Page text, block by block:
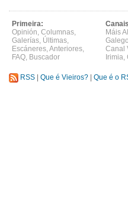
Primeira:
Opinión, Columnas,
Galerías, Últimas,
Escáneres,Anteriores,
FAQ, Buscador
Máis
Canal
Irimia,
RSS Que é Vieiros? Que é o